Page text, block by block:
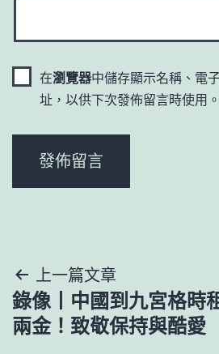
在瀏覽器中儲存顯示名稱、電
址，以供下次發佈留言時使用。
文
章
上一篇文章
錄像丨中國到九宮格時
兩金！致敬保持與酷愛